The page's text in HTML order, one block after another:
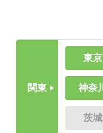
関東
東京
神奈川
茨城